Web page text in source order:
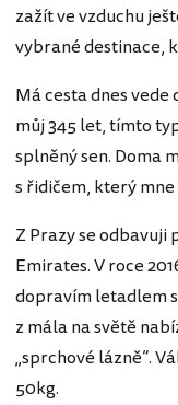
zažít ve vzduchu
vybrané destinace,
Má cesta dnes vede
můj 345 let, tímto
splněný sen. Doma
s řidičem, který
Z Prazy se
Emirates. V roce
dopravím letadlem
z mála na světě
„sprchové lázně“.
50kg.